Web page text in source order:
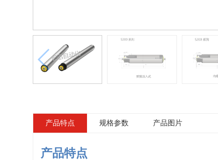
产品特点 规格参数 产品图片
产品特点